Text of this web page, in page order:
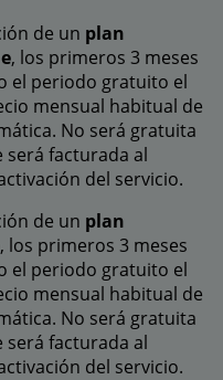
de un plan
, los primeros 3 meses
el periodo gratuito el
mensual habitual de
No será gratuita
será facturada al
del servicio.
de un plan
, los primeros 3 meses
el periodo gratuito el
mensual habitual de
No será gratuita
será facturada al
del servicio.